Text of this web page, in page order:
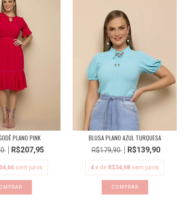
PLANO PINK
R$207,95
sem juros
BLUSA PLANO AZUL TURQUESA
R$179,90 R$139,90
4 x de R$34,98 sem juros
COMPRAR